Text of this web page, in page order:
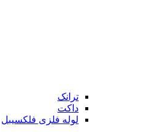
ترانک
داکت
لوله فلزی فلکسیبل